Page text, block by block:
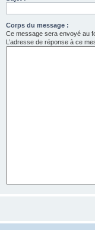
Corps du message :
Ce message sera envoyé au
L’adresse de réponse à ce